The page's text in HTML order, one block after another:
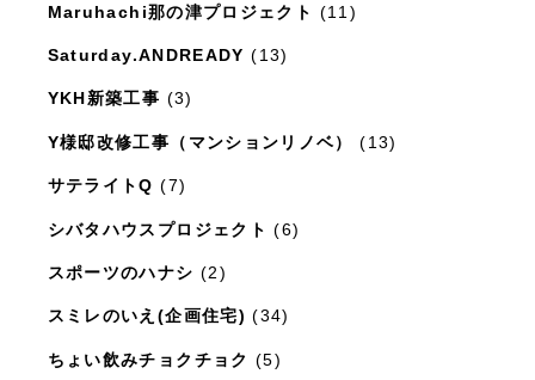
Maruhachi那の津プロジェクト (11)
Saturday.ANDREADY (13)
YKH新築工事 (3)
Y様邸改修工事（マンションリノベ） (13)
サテライトQ (7)
シバタハウスプロジェクト (6)
スポーツのハナシ (2)
スミレのいえ(企画住宅) (34)
ちょい飲みチョクチョク (5)